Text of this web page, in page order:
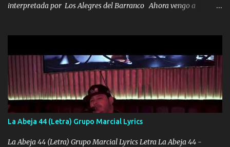
interpretada por Los Alegres del Barranco Ahora vengo a
quiso, él tiempo sigue pasando y nunca te olvidaremos, aquí
seguiré esperando hasta volvernos a vernos El recuerdo que yo
tengo de mi mente no se va, en mi corazón me llevo lo mismo que
tu papá, a veces me pongo triste porque no puedo mirarte, mas se
que tu me escuchas porque tu eres mi gran ángel, El desespero me
llega para reunirme contigo, tu iluminas mi sendero por siempre
serás mi niño, del amor que yo te tengo es co...
La Abeja 44 (Letra) Grupo Marcial Lyrics
La Abeja 44 (Letra) Grupo Marcial Lyrics Letra La Abeja 44 -